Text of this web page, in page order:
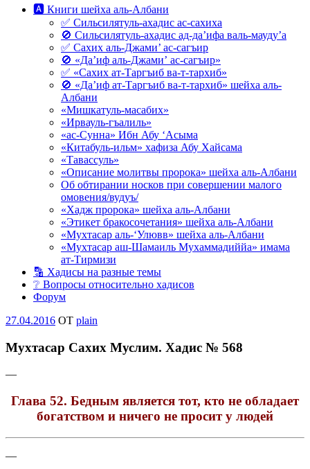
🅰 Книги шейха аль-Албани
✅ Сильсилятуль-ахадис ас-сахиха
🚫 Сильсилятуль-ахадис ад-да’ифа валь-мауду’а
✅ Сахих аль-Джами’ ас-сагъир
🚫 «Да’иф аль-Джами’ ас-сагъир»
✅ «Сахих ат-Таргъиб ва-т-тархиб»
🚫 «Да’иф ат-Таргъиб ва-т-тархиб» шейха аль-
Албани
«Мишкатуль-масабих»
«Ирвауль-гъалиль»
«ас-Сунна» Ибн Абу ‘Асыма
«Китабуль-ильм» хафиза Абу Хайсама
«Тавассуль»
«Описание молитвы пророка» шейха аль-Албани
Об обтирании носков при совершении малого
омовения/вудуъ/
«Хадж пророка» шейха аль-Албани
«Этикет бракосочетания» шейха аль-Албани
«Мухтасар аль-‘Улювв» шейха аль-Албани
«Мухтасар аш-Шамаиль Мухаммадиййа» имама
ат-Тирмизи
🔡 Хадисы на разные темы
❔ Вопросы относительно хадисов
Форум
Опубликовано
27.04.2016 OT plain
Мухтасар Сахих Муслим. Хадис № 568
—
Глава 52. Бедным является тот, кто не обладает
богатством и ничего не просит у людей
—